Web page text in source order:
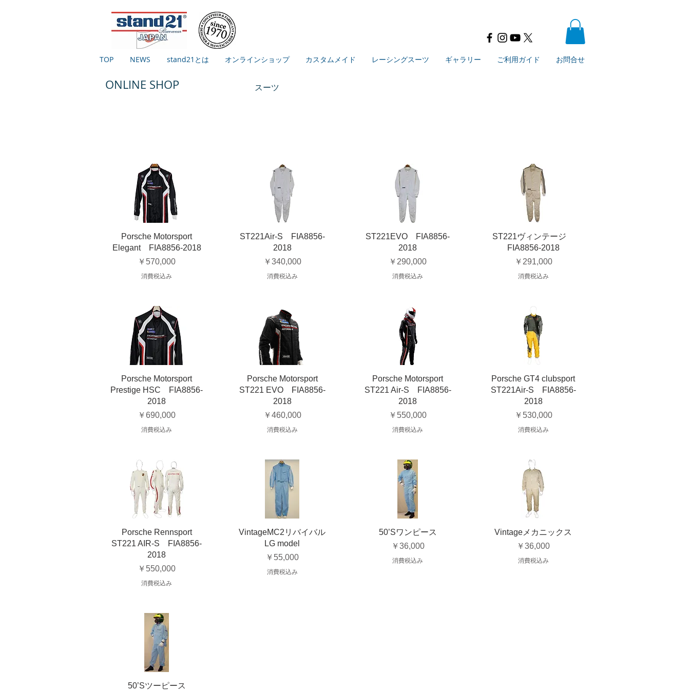
TOP NEWS stand21とは オンラインショップ カスタムメイド レーシングスーツ ギャラリー ご利用ガイド お問合せ
ONLINE SHOP スーツ
Porsche Motorsport
Elegant FIA8856-2018
価格
￥570,000
消費税込み
ST221Air-S FIA8856-
2018
価格
￥340,000
消費税込み
ST221EVO FIA8856-
2018
価格
￥290,000
消費税込み
ST221ヴィンテージ
FIA8856-2018
価格
￥291,000
消費税込み
Porsche Motorsport
Prestige HSC FIA8856-
2018
価格
￥690,000
消費税込み
Porsche Motorsport
ST221 EVO FIA8856-
2018
価格
￥460,000
消費税込み
Porsche Motorsport
ST221 Air-S FIA8856-
2018
価格
￥550,000
消費税込み
Porsche GT4 clubsport
ST221Air-S FIA8856-
2018
価格
￥530,000
消費税込み
Porsche Rennsport
ST221 AIR-S FIA8856-
2018
価格
￥550,000
消費税込み
VintageMC2リバイバル
LG model
価格
￥55,000
消費税込み
50’Sワンピース
価格
￥36,000
消費税込み
Vintageメカニックス
価格
￥36,000
消費税込み
50’Sツーピース